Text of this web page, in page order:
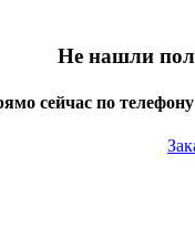
Не нашли
сейчас по